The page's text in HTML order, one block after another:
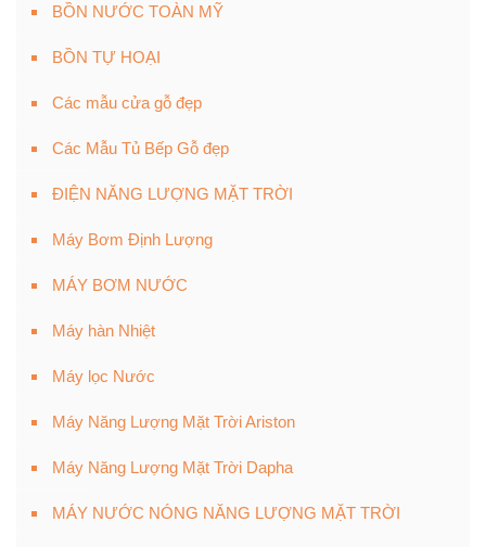
BỒN NƯỚC TOÀN MỸ
BỒN TỰ HOẠI
Các mẫu cửa gỗ đẹp
Các Mẫu Tủ Bếp Gỗ đẹp
ĐIỆN NĂNG LƯỢNG MẶT TRỜI
Máy Bơm Định Lượng
MÁY BƠM NƯỚC
Máy hàn Nhiệt
Máy lọc Nước
Máy Năng Lượng Mặt Trời Ariston
Máy Năng Lượng Mặt Trời Dapha
MÁY NƯỚC NÓNG NĂNG LƯỢNG MẶT TRỜI